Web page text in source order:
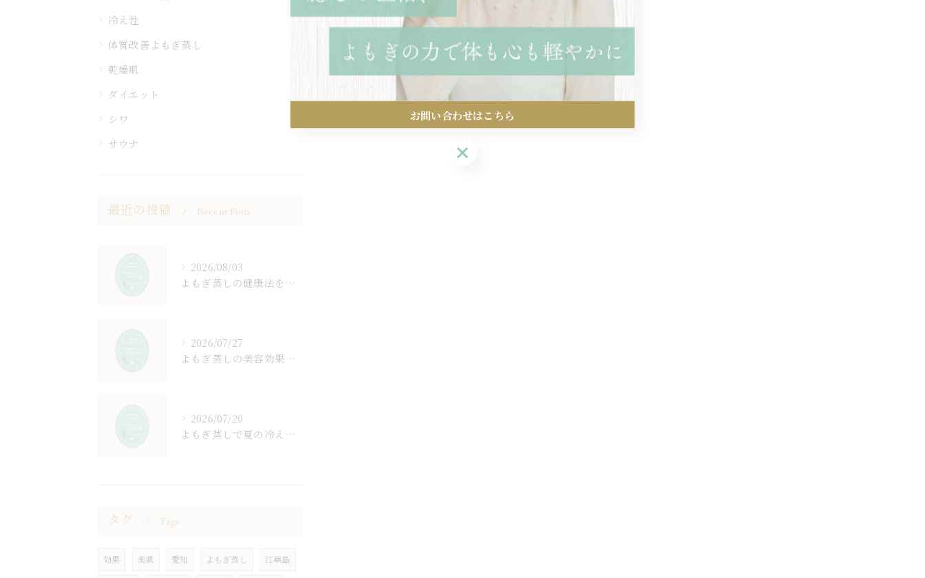
冷え性
体質改善よもぎ蒸し
乾燥肌
ダイエット
シワ
サウナ
最近の投稿 Recent Posts
2026/08/03
よもぎ蒸しの健康法を愛知県一宮市で無理なく続けるための効果や料金相場を徹底解説
2026/07/27
よもぎ蒸しの美容効果で透明感と美肌を目指す習慣ガイド
2026/07/20
よもぎ蒸しで夏の冷え対策とリフレッシュを愛知県清須市で叶える方法
タグ Tags
効果 美肌 愛知 よもぎ蒸し 江華島
お問い合わせはこちら
お問い合わせはこちら